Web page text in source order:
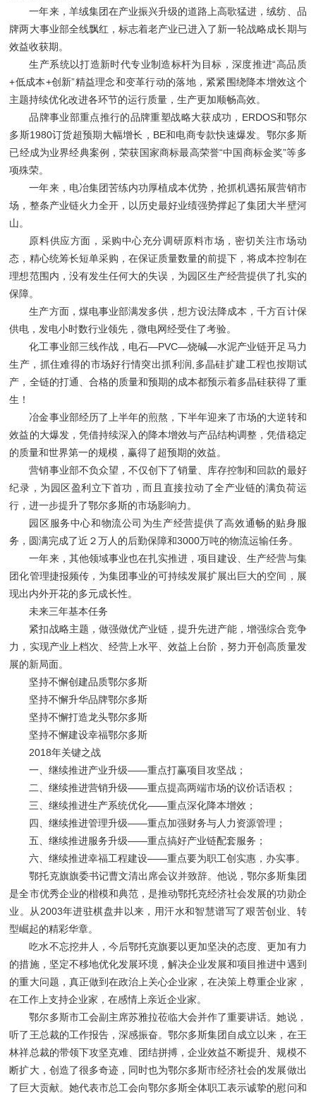
一年来，羊绒集团在产业振兴升级的道路上高歌猛进，绒纺、品
牌两大事业部全线飘红，标志着老产业已进入了新一轮战略成长期与
效益收获期。
生产系统以打造新时代专业制造标杆为目标，深度推进“高品质
+低成本+创新”精益理念和变革行动的落地，紧紧围绕降本增效这个
主题持续优化改进各环节的运行质量，生产更加顺畅高效。
品牌事业部重点推行的品牌重塑战略大获成功，ERDOS和鄂尔
多斯1980订货超预期大幅增长，BE和电商专款快速爆发。鄂尔多斯
已经成为业界经典案例，荣获国家商标最高荣誉“中国商标金奖”等多
项殊荣。
一年来，电冶集团苦练内功厚植成本优势，抢抓机遇拓展营销市
场，整条产业链火力全开，以历史最好业绩强势撑起了集团大半壁河
山。
原料供应方面，采购中心充分调研原料市场，密切关注市场动
态，精心统筹长短单采购，在保证质量数量的前提下，将成本控制在
理想范围内，没有发生任何大的失误，为园区生产经营提供了扎实的
保障。
生产方面，煤电事业部满发多供，想方设法降成本，千方百计保
供电，发电小时数行业领先，微电网经受住了考验。
化工事业部三线作战，电石—PVC—烧碱—水泥产业链开足马力
生产，抓住难得的市场好行情突出抓利润,多晶硅扩建工程也按期试
产，全链的打通、合格的质量和预期的成本都预示着多晶硅获得了重
生！
冶金事业部经历了上半年的煎熬，下半年迎来了市场的大逆转和
效益的大爆发，凭借持续深入的降本增效与产品结构调整，凭借稳定
的质量和世界第一的规模，赢得了超预期的效益。
营销事业部不负众望，不仅创下了销量、库存控制和回款的最好
纪录，为园区盈利立下首功，而且直接拉动了全产业链的满负荷运
行，进一步提升了鄂尔多斯的市场影响力。
园区服务中心和物流公司为生产经营提供了高效通畅的贴身服
务，圆满完成了近２万人的后勤保障和3000万吨的物流运输任务。
一年来，其他领域事业也在扎实推进，项目建设、生产经营与集
团化管理捷报频传，为集团事业的可持续发展扩展出巨大的空间，展
现出内外开花的多元成长性。
未来三年基本任务
紧扣战略主题，做强做优产业链，提升先进产能，增强综合竞争
力，实现产业上档次、经营上水平、效益上台阶，努力开创高质量发
展的新局面。
坚持不懈创建品质鄂尔多斯
坚持不懈升华品牌鄂尔多斯
坚持不懈打造龙头鄂尔多斯
坚持不懈建设幸福鄂尔多斯
2018年关键之战
一、继续推进产业升级——重点打赢项目攻坚战；
二、继续推进营销升级——重点提高两端市场的议价话语权；
三、继续推进生产系统优化——重点深化降本增效；
四、继续推进管理升级——重点加强财务与人力资源管理；
五、继续推进服务升级——重点搞好产业链配套服务；
六、继续推进幸福工程建设——重点要为职工创实惠，办实事。
鄂托克旗旗委书记曹文清出席会议并致辞。他说，鄂尔多斯集团
是全市优秀企业的楷模和典范，是推动鄂托克经济社会发展的功勋企
业。从2003年进驻棋盘井以来，用汗水和智慧谱写了艰苦创业、转
型崛起的精彩华章。
吃水不忘挖井人，今后鄂托克旗要以更加坚决的态度、更加有力
的措施，坚定不移地优化发展环境，解决企业发展和项目推进中遇到
的重大问题，真正做到在政治上关心企业家，在决策上尊重企业家，
在工作上支持企业家，在感情上亲近企业家。
鄂尔多斯市工会副主席苏雅拉莅临大会并作了重要讲话。她说，
听了王总裁的工作报告，深感振奋。鄂尔多斯集团自成立以来，在王
林祥总裁的带领下攻坚克难、团结拼搏，企业效益不断提升、规模不
断扩大，创造了很多奇迹，同时也为鄂尔多斯市经济社会的发展做出
了巨大贡献。她代表市总工会向鄂尔多斯全体职工表示诚挚的慰问和